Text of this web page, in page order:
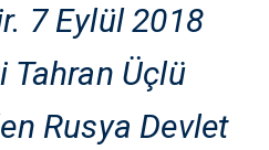
7 Eylül 2018
Tahran Üçlü
Rusya Devlet